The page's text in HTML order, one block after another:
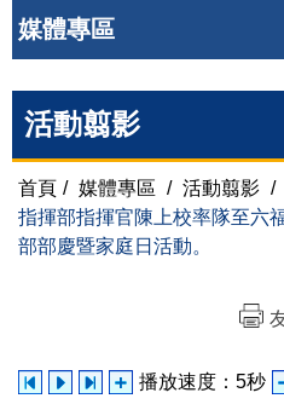
媒體專區
活動翦影
首頁 / 媒體專區 / 活動翦影 /
指揮部指揮官陳上校率隊至六
部部慶暨家庭日活動。
播放速度： 5秒